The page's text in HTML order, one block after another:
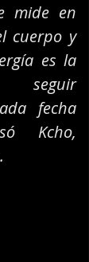
mide en
cuerpo y
es la
seguir
fecha
Kcho,